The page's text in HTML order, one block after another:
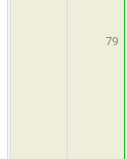
79